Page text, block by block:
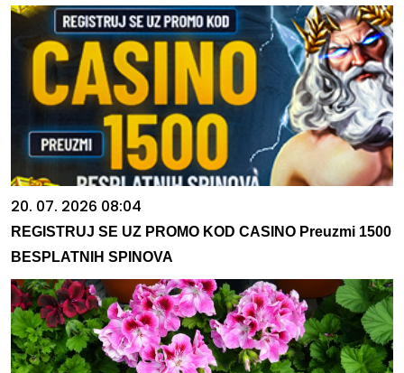
20. 07. 2026 08:04
REGISTRUJ SE UZ PROMO KOD CASINO Preuzmi 1500
BESPLATNIH SPINOVA